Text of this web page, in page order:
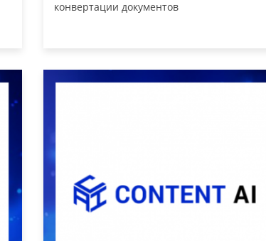
конвертации документов